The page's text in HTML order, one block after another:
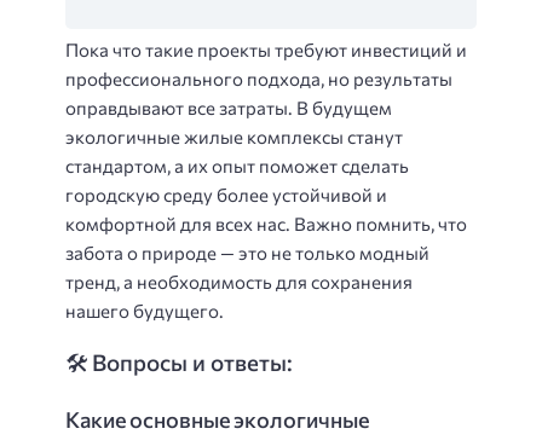
Пока что такие проекты требуют инвестиций и
профессионального подхода, но результаты
оправдывают все затраты. В будущем
экологичные жилые комплексы станут
стандартом, а их опыт поможет сделать
городскую среду более устойчивой и
комфортной для всех нас. Важно помнить, что
забота о природе — это не только модный
тренд, а необходимость для сохранения
нашего будущего.
🛠️ Вопросы и ответы:
Какие основные экологичные